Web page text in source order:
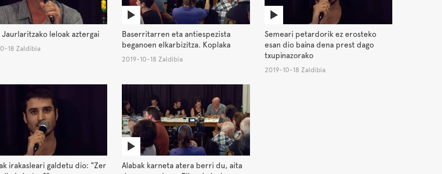
Jaurlaritzako leloak aztergai
18 Zaldibia
Baserritarren eta antiespezista
beganoen elkarbizitza. Koplaka
2019-10-18 Zaldibia
Semeari petardorik ez erosteko
esan dio baina dena prest dago
txupinazorako
2019-10-18 Zaldibia
irakasleari galdetu dio: "Zer
Alabak karneta atera berri du, aita